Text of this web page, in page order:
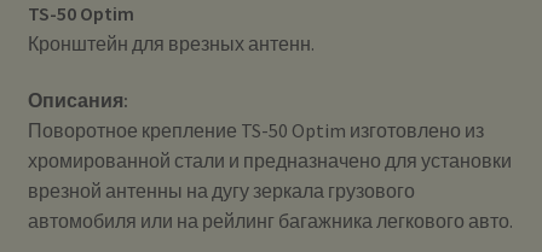
TS-50 Optim
Кронштейн для врезных антенн.
Описания:
Поворотное крепление TS-50 Optim изготовлено из
хромированной стали и предназначено для установки
врезной антенны на дугу зеркала грузового
автомобиля или на рейлинг багажника легкового авто.